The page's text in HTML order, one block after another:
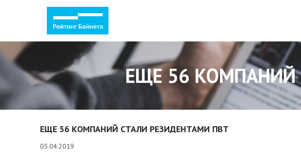
ЕЩЕ 56 КОМПАНИЙ
ЕЩЕ 56 КОМПАНИЙ СТАЛИ РЕЗИДЕНТАМИ ПВТ
05.04.2019